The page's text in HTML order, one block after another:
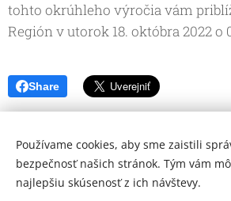
tohto okrúhleho výročia vám
Región v utorok 18. októbra 2022 o
Share
© 2026 Mediálna a kultúrna spoločnosť
Používame cookies, aby sme zaistili
bezpečnosť našich stránok. Tým vám
najlepšiu skúsenosť z ich návštevy.